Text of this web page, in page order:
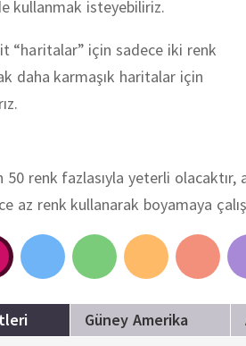
kullanmak isteyebiliriz.
“haritalar” için sadece iki renk
daha karmaşık haritalar için
renk fazlasıyla yeterli olacaktır,
az renk kullanarak boyamaya
Güney Amerika